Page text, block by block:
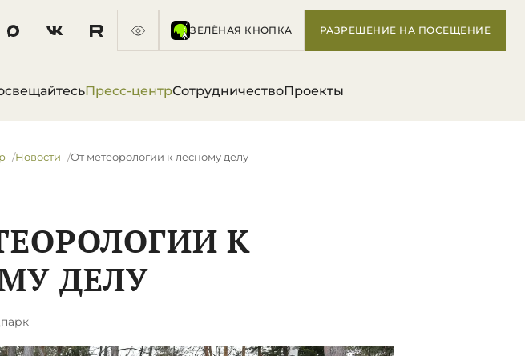
ЗЕЛЁНАЯ КНОПКА РАЗРЕШЕНИЕ НА ПОСЕЩЕНИЕ
Пресс-центрСотрудничествоПроекты
Новости От метеорологии к лесному делу
К
ДЕЛУ